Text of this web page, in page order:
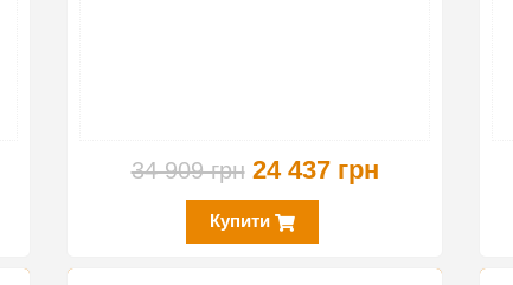
34 909 грн 24 437 грн
Купити